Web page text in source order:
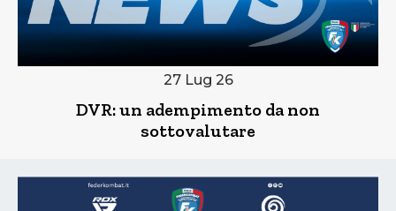
27 Lug 26
DVR: un adempimento da non
sottovalutare